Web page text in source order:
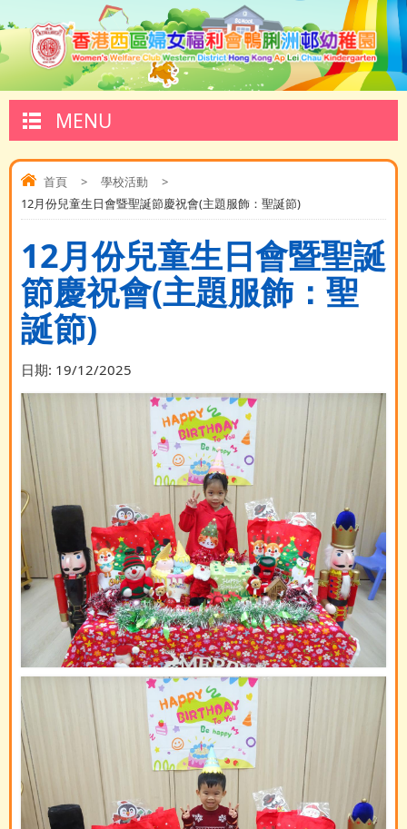
MENU
首頁 > 學校活動
>
12月份兒童生日會暨聖誕節慶祝會(主題服飾：聖誕節)
12月份兒童生日會暨聖誕
節慶祝會(主題服飾：聖
誕節)
日期: 19/12/2025